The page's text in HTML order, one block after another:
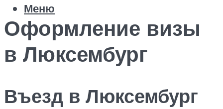
Меню
Оформление визы
в Люксембург
Въезд в Люксембург